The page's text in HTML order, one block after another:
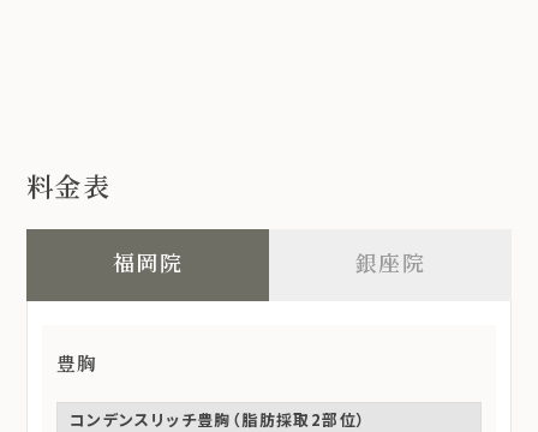
料金表
福岡院 銀座院
豊胸
コンデンスリッチ豊胸（脂肪採取2部位）